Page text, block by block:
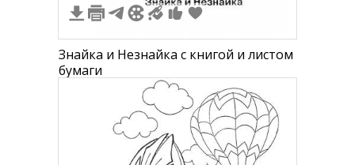
Знайка и Незнайка с книгой и листом
бумаги